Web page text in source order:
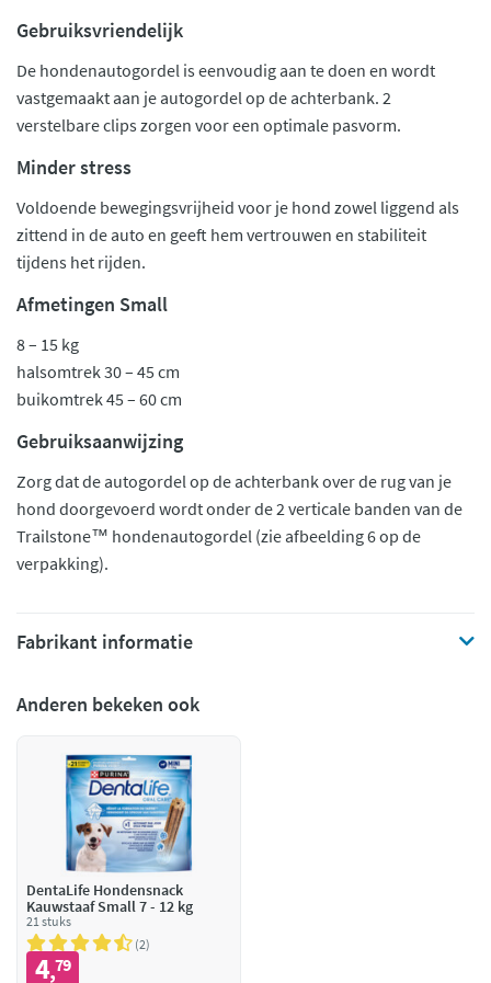
Gebruiksvriendelijk
De hondenautogordel is eenvoudig aan te doen en wordt
vastgemaakt aan je autogordel op de achterbank. 2
verstelbare clips zorgen voor een optimale pasvorm.
Minder stress
Voldoende bewegingsvrijheid voor je hond zowel liggend als
zittend in de auto en geeft hem vertrouwen en stabiliteit
tijdens het rijden.
Afmetingen Small
8 – 15 kg
halsomtrek 30 – 45 cm
buikomtrek 45 – 60 cm
Gebruiksaanwijzing
Zorg dat de autogordel op de achterbank over de rug van je
hond doorgevoerd wordt onder de 2 verticale banden van de
Trailstone™ hondenautogordel (zie afbeelding 6 op de
verpakking).
Fabrikant informatie
Anderen bekeken ook
DentaLife Hondensnack
Kauwstaaf Small 7 - 12 kg
21 stuks
2
4,79